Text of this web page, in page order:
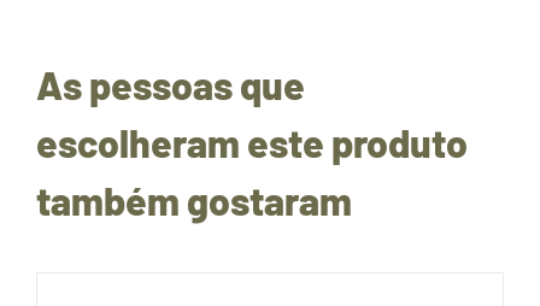
As pessoas que
escolheram este produto
também gostaram